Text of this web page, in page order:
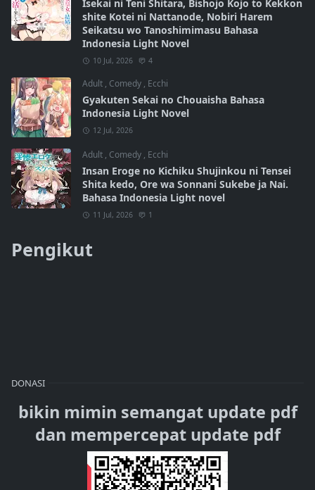
Isekai ni Teni Shitara, Bishojo Kojo to Kekkon
shite Kotei ni Nattanode, Nobiri Harem
Seikatsu wo Tanoshimimasu Bahasa
Indonesia Light Novel
10 Jul, 2026 4
Adult , Comedy , Ecchi
Gyakuten Sekai no Chouaisha Bahasa
Indonesia Light Novel
12 Jul, 2026
Adult , Comedy , Ecchi
Insan Eroge no Kichiku Shujinkou ni Tensei
Shita kedo, Ore wa Sonnani Sukebe ja Nai.
Bahasa Indonesia Light novel
11 Jul, 2026 1
Pengikut
DONASI
bikin mimin semangat update pdf
dan mempercepat update pdf